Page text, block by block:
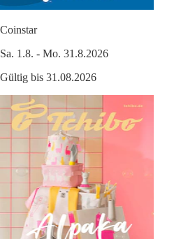
Coinstar
Sa. 1.8. - Mo. 31.8.2026
Gültig bis 31.08.2026